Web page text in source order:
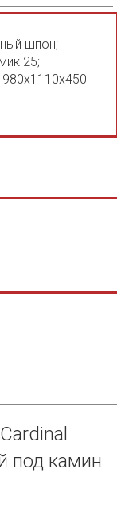
шпон;
25;
980х1110х450
под камин